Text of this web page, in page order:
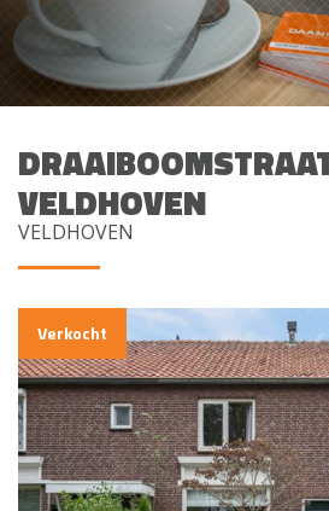
VELDHOVEN
VELDHOVEN
Verkocht